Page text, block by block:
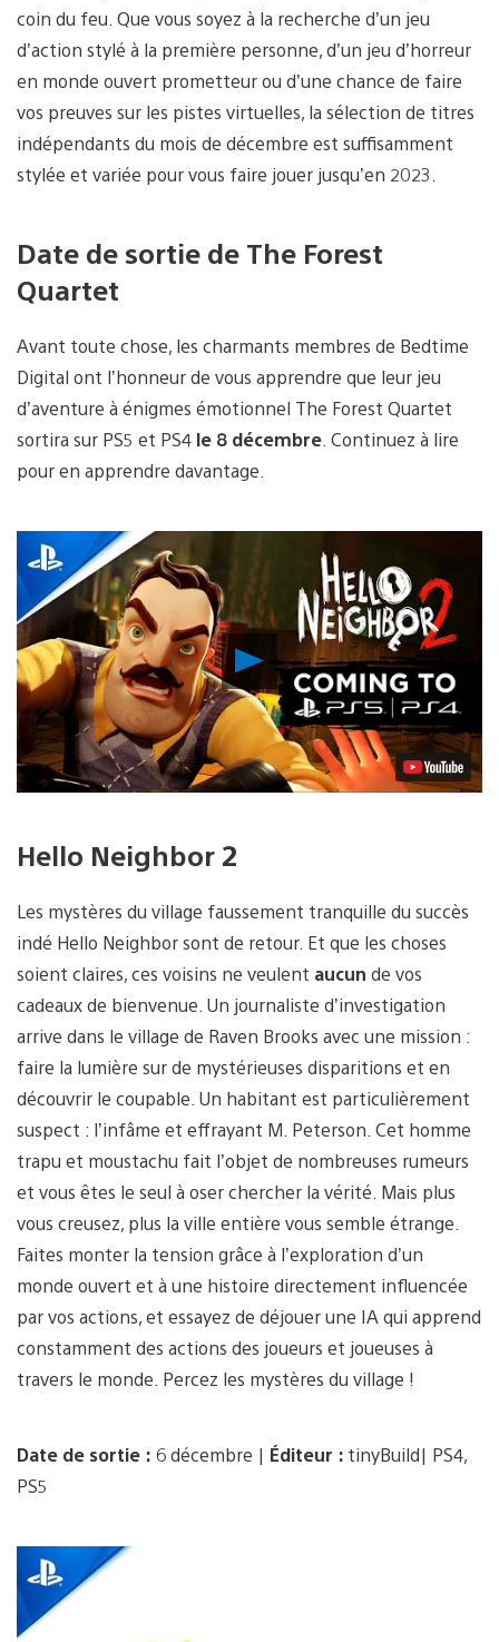
coin du feu. Que vous soyez à la recherche d’un jeu
d’action stylé à la première personne, d’un jeu d’horreur
en monde ouvert prometteur ou d’une chance de faire
vos preuves sur les pistes virtuelles, la sélection de titres
indépendants du mois de décembre est suffisamment
stylée et variée pour vous faire jouer jusqu’en 2023.
Date de sortie de The Forest
Quartet
Avant toute chose, les charmants membres de Bedtime
Digital ont l’honneur de vous apprendre que leur jeu
d’aventure à énigmes émotionnel The Forest Quartet
sortira sur PS5 et PS4 le 8 décembre . Continuez à lire
pour en apprendre davantage.
Lancer
la
vidéo
Hello Neighbor 2
Les mystères du village faussement tranquille du succès
indé Hello Neighbor sont de retour. Et que les choses
soient claires, ces voisins ne veulent aucun de vos
cadeaux de bienvenue. Un journaliste d’investigation
arrive dans le village de Raven Brooks avec une mission :
faire la lumière sur de mystérieuses disparitions et en
découvrir le coupable. Un habitant est particulièrement
suspect : l’infâme et effrayant M. Peterson. Cet homme
trapu et moustachu fait l’objet de nombreuses rumeurs
et vous êtes le seul à oser chercher la vérité. Mais plus
vous creusez, plus la ville entière vous semble étrange.
Faites monter la tension grâce à l’exploration d’un
monde ouvert et à une histoire directement influencée
par vos actions, et essayez de déjouer une IA qui apprend
constamment des actions des joueurs et joueuses à
travers le monde. Percez les mystères du village !
Date de sortie : 6 décembre | Éditeur : tinyBuild| PS4,
PS5